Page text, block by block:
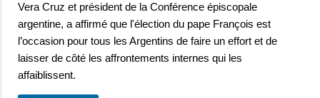
Vera Cruz et président de la Conférence épiscopale
argentine, a affirmé que l'élection du pape François est
l’occasion pour tous les Argentins de faire un effort et de
laisser de côté les affrontements internes qui les
affaiblissent.